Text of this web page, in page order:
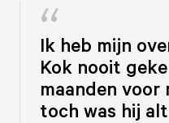
Ik heb mijn
Kok nooit
maanden voor
toch was hij